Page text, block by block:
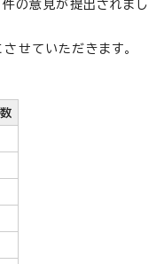
の意見が提出されまし
せていただきます。